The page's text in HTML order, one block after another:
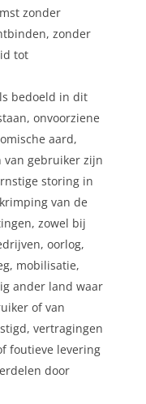
zonder
zonder
tot
bedoeld in dit
onvoorziene
aard,
van gebruiker zijn
storing in
van de
zowel bij
oorlog,
mobilisatie,
ander land waar
of van
vertragingen
foutieve levering
door